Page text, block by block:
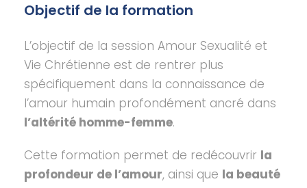
Objectif de la formation
L’objectif de la session Amour Sexualité et
Vie Chrétienne est de rentrer plus
spécifiquement dans la connaissance de
l’amour humain profondément ancré dans
l’altérité homme-femme.
Cette formation permet de redécouvrir la
profondeur de l’amour, ainsi que la beauté